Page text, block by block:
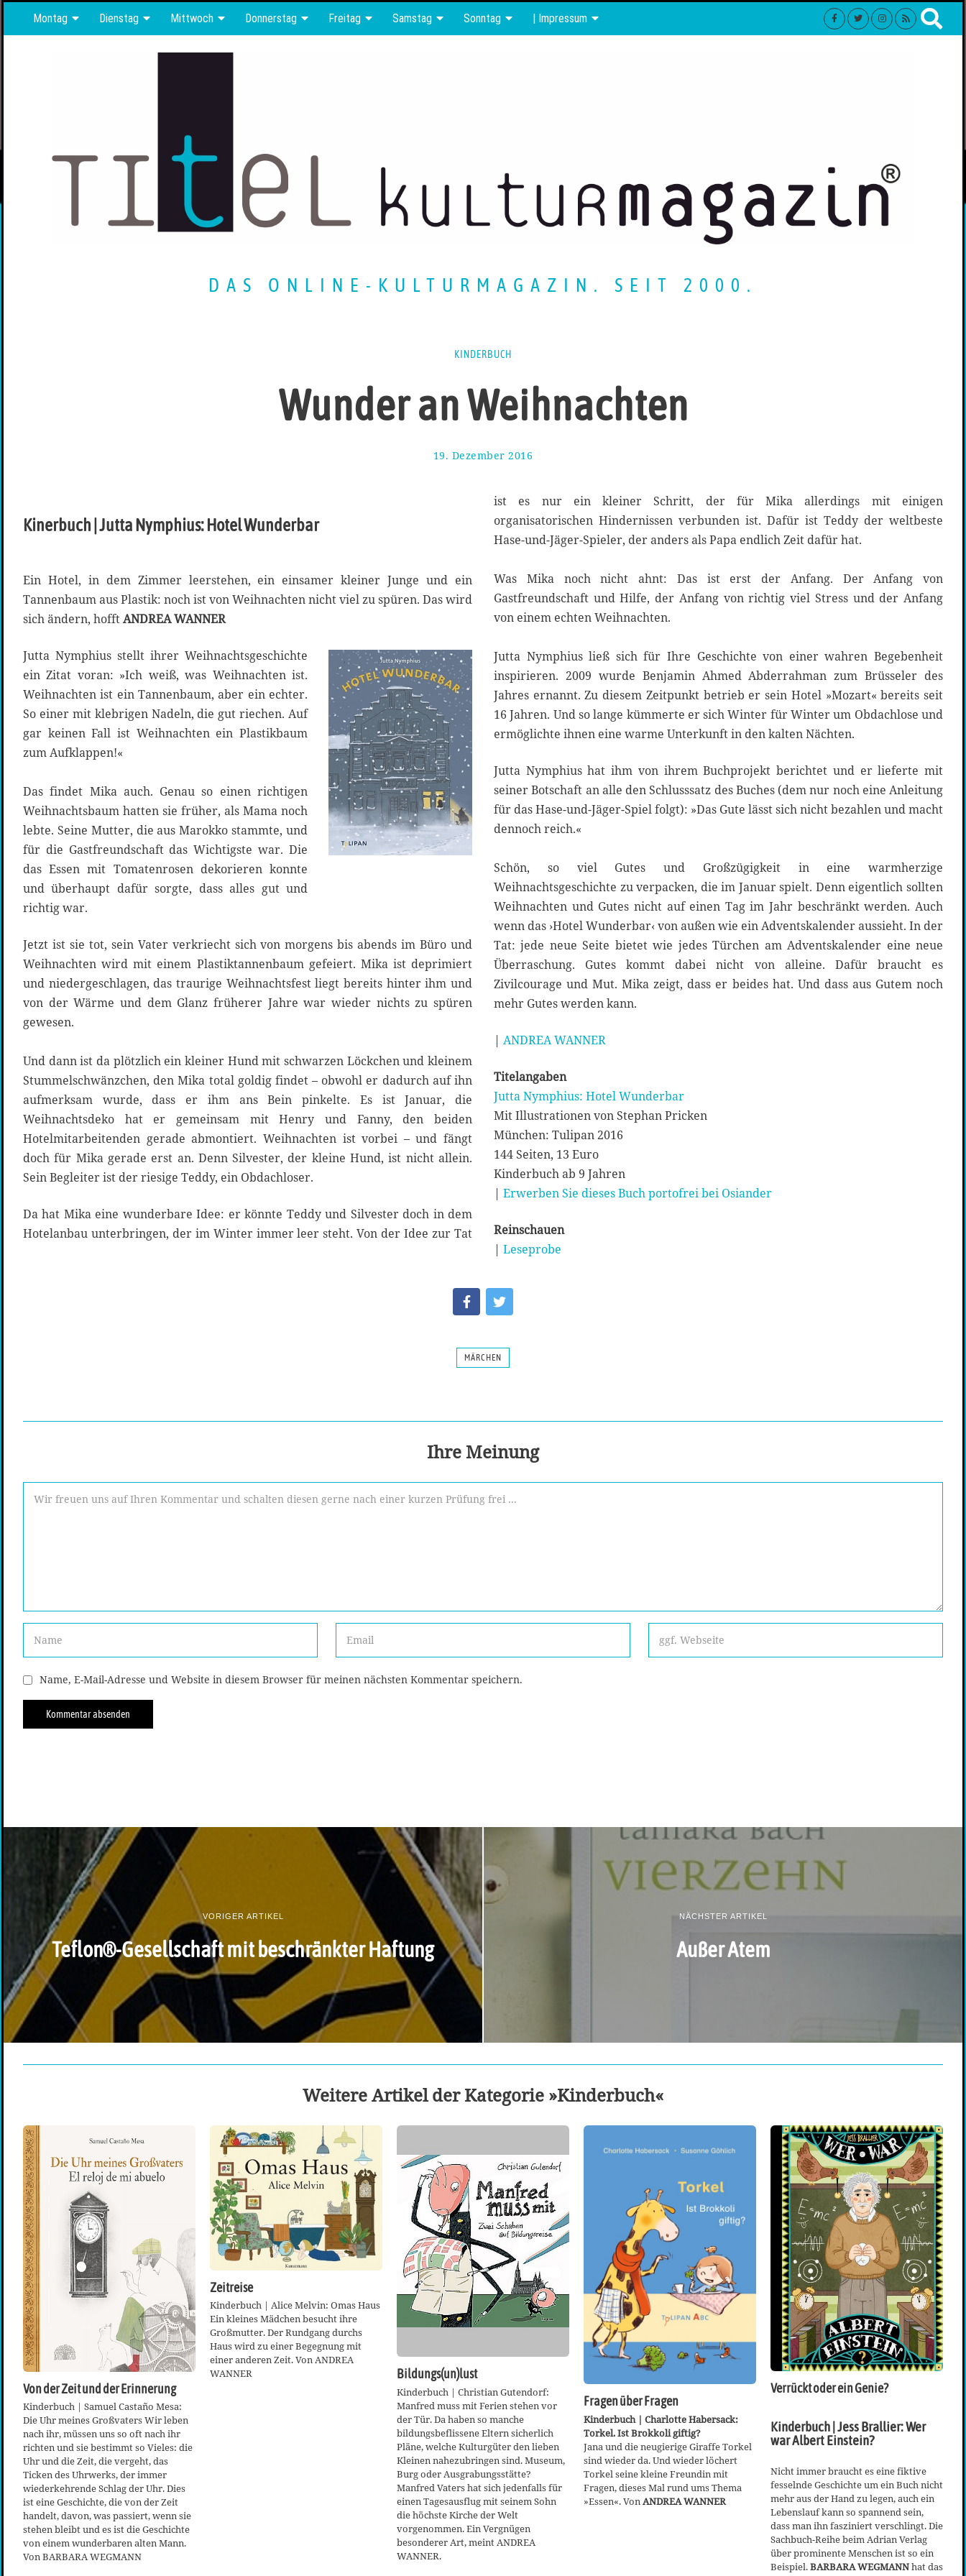
Montag Dienstag Mittwoch Donnerstag Freitag Samstag Sonntag | Impressum
DAS ONLINE-KULTURMAGAZIN. SEIT 2000.
KINDERBUCH
Wunder an Weihnachten
19. Dezember 2016
g
u
2
0
1
Kinerbuch | Jutta Nymphius: Hotel Wunderbar
Ein Hotel, in dem Zimmer leerstehen, ein einsamer kleiner Junge und ein
Tannenbaum aus Plastik: noch ist von Weihnachten nicht viel zu spüren. Das wird
sich ändern, hofftANDREA WANNER
Jutta Nymphius stellt ihrer Weihnachtsgeschichte
ein Zitat voran: »Ich weiß, was Weihnachten ist.
Weihnachten ist ein Tannenbaum, aber ein echter.
So einer mit klebrigen Nadeln, die gut riechen. Auf
gar keinen Fall ist Weihnachten ein Plastikbaum
zum Aufklappen!«
Das findet Mika auch. Genau so einen richtigen
Weihnachtsbaum hatten sie früher, als Mama noch
lebte. Seine Mutter, die aus Marokko stammte, und
für die Gastfreundschaft das Wichtigste war. Die
das Essen mit Tomatenrosen dekorieren konnte
und überhaupt dafür sorgte, dass alles gut und
richtig war.
Jetzt ist sie tot, sein Vater verkriecht sich von morgens bis abends im Büro und
Weihnachten wird mit einem Plastiktannenbaum gefeiert. Mika ist deprimiert
und niedergeschlagen, das traurige Weihnachtsfest liegt bereits hinter ihm und
von der Wärme und dem Glanz früherer Jahre war wieder nichts zu spüren
gewesen.
Und dann ist da plötzlich ein kleiner Hund mit schwarzen Löckchen und kleinem
Stummelschwänzchen, den Mika total goldig findet – obwohl er dadurch auf ihn
aufmerksam wurde, dass er ihm ans Bein pinkelte. Es ist Januar, die
Weihnachtsdeko hat er gemeinsam mit Henry und Fanny, den beiden
Hotelmitarbeitenden gerade abmontiert. Weihnachten ist vorbei – und fängt
doch für Mika gerade erst an. Denn Silvester, der kleine Hund, ist nicht allein.
Sein Begleiter ist der riesige Teddy, ein Obdachloser.
Da hat Mika eine wunderbare Idee: er könnte Teddy und Silvester doch in dem
Hotelanbau unterbringen, der im Winter immer leer steht. Von der Idee zur Tat
ist es nur ein kleiner Schritt, der für Mika allerdings mit einigen
organisatorischen Hindernissen verbunden ist. Dafür ist Teddy der weltbeste
Hase-und-Jäger-Spieler, der anders als Papa endlich Zeit dafür hat.
Was Mika noch nicht ahnt: Das ist erst der Anfang. Der Anfang von
Gastfreundschaft und Hilfe, der Anfang von richtig viel Stress und der Anfang
von einem echten Weihnachten.
Jutta Nymphius ließ sich für Ihre Geschichte von einer wahren Begebenheit
inspirieren. 2009 wurde Benjamin Ahmed Abderrahman zum Brüsseler des
Jahres ernannt. Zu diesem Zeitpunkt betrieb er sein Hotel »Mozart« bereits seit
16 Jahren. Und so lange kümmerte er sich Winter für Winter um Obdachlose und
ermöglichte ihnen eine warme Unterkunft in den kalten Nächten.
Jutta Nymphius hat ihm von ihrem Buchprojekt berichtet und er lieferte mit
seiner Botschaft an alle den Schlusssatz des Buches (dem nur noch eine Anleitung
für das Hase-und-Jäger-Spiel folgt): »Das Gute lässt sich nicht bezahlen und macht
dennoch reich.«
Schön, so viel Gutes und Großzügigkeit in eine warmherzige
Weihnachtsgeschichte zu verpacken, die im Januar spielt. Denn eigentlich sollten
Weihnachten und Gutes nicht auf einen Tag im Jahr beschränkt werden. Auch
wenn das ›Hotel Wunderbar‹ von außen wie ein Adventskalender aussieht. In der
Tat: jede neue Seite bietet wie jedes Türchen am Adventskalender eine neue
Überraschung. Gutes kommt dabei nicht von alleine. Dafür braucht es
Zivilcourage und Mut. Mika zeigt, dass er beides hat. Und dass aus Gutem noch
mehr Gutes werden kann.
| ANDREA WANNER
Titelangaben
Jutta Nymphius: Hotel Wunderbar
Mit Illustrationen von Stephan Pricken
München: Tulipan 2016
144 Seiten, 13 Euro
Kinderbuch ab 9 Jahren
| Erwerben Sie dieses Buch portofrei bei Osiander
Reinschauen
| Leseprobe
MÄRCHEN
Ihre Meinung
Name, E-Mail-Adresse und Website in diesem Browser für meinen nächsten Kommentar speichern.
VORIGER ARTIKEL
Teflon®-Gesellschaft mit beschränkter Haftung
NÄCHSTER ARTIKEL
Außer Atem
Weitere Artikel der Kategorie »Kinderbuch«
Von der Zeit und der Erinnerung
Kinderbuch | Samuel Castaño Mesa:
Die Uhr meines Großvaters Wir leben
nach ihr, müssen uns so oft nach ihr
richten und sie bestimmt so Vieles: die
Uhr und die Zeit, die vergeht, das
Ticken des Uhrwerks, der immer
wiederkehrende Schlag der Uhr. Dies
ist eine Geschichte, die von der Zeit
handelt, davon, was passiert, wenn sie
stehen bleibt und es ist die Geschichte
von einem wunderbaren alten Mann.
Von BARBARA WEGMANN
Zeitreise
Kinderbuch | Alice Melvin: Omas Haus
Ein kleines Mädchen besucht ihre
Großmutter. Der Rundgang durchs
Haus wird zu einer Begegnung mit
einer anderen Zeit. Von ANDREA
WANNER
Bildungs(un)lust
Kinderbuch | Christian Gutendorf:
Manfred muss mit Ferien stehen vor
der Tür. Da haben so manche
bildungsbeflissene Eltern sicherlich
Pläne, welche Kulturgüter den lieben
Kleinen nahezubringen sind. Museum,
Burg oder Ausgrabungsstätte?
Manfred Vaters hat sich jedenfalls für
einen Tagesausflug mit seinem Sohn
die höchste Kirche der Welt
vorgenommen. Ein Vergnügen
besonderer Art, meint ANDREA
WANNER.
Fragen über Fragen
Kinderbuch | Charlotte Habersack:
Torkel. Ist Brokkoli giftig?
Jana und die neugierige Giraffe Torkel
sind wieder da. Und wieder löchert
Torkel seine kleine Freundin mit
Fragen, dieses Mal rund ums Thema
»Essen«. Von ANDREA WANNER
Verrückt oder ein Genie?
Kinderbuch | Jess Brallier: Wer
war Albert Einstein?
Nicht immer braucht es eine fiktive
fesselnde Geschichte um ein Buch nicht
mehr aus der Hand zu legen, auch ein
Lebenslauf kann so spannend sein,
dass man ihn fasziniert verschlingt. Die
Sachbuch-Reihe beim Adrian Verlag
über prominente Menschen ist so ein
Beispiel.BARBARA WEGMANNhat das